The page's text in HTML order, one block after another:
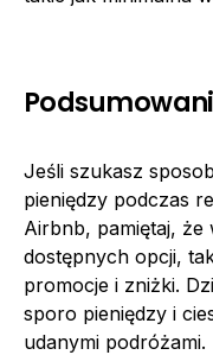
Jeśli szukasz
pieniędzy podczas
Airbnb, pamiętaj,
dostępnych opcji,
promocje i zniżki.
sporo pieniędzy i
udanymi podróżami.